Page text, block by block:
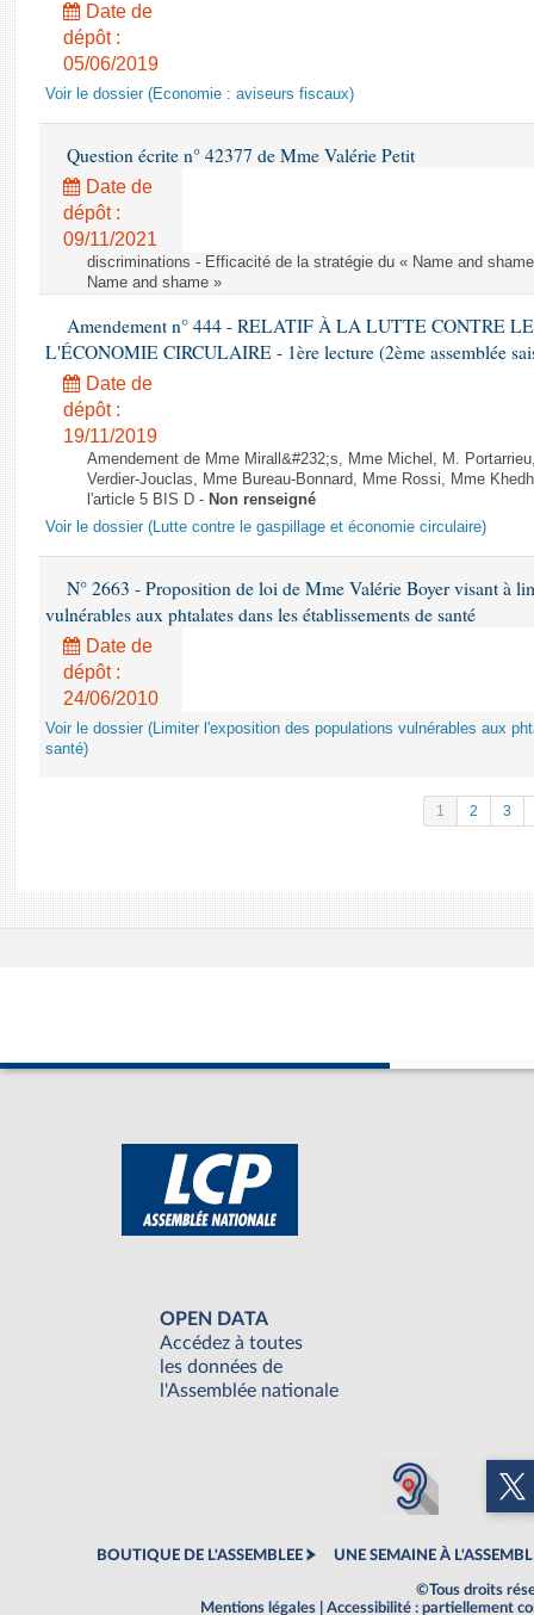
Date de
dépôt :
05/06/2019
Voir le dossier (Economie : aviseurs fiscaux)
Question écrite n° 42377 de Mme Valérie Petit
Date de
dépôt :
09/11/2021
discriminations - Efficacité de la stratégie du « Name and
Name and shame »
Amendement n° 444 - RELATIF À LA LUTTE CONTRE
L'ÉCONOMIE CIRCULAIRE - 1ère lecture (2ème assemblée
Date de
dépôt :
19/11/2019
Amendement de Mme Mirall&#232;s, Mme Michel, M.
Verdier-Jouclas, Mme Bureau-Bonnard, Mme Rossi, Mme
l'article 5 BIS D - Non renseigné
Voir le dossier (Lutte contre le gaspillage et économie circulaire)
N° 2663 - Proposition de loi de Mme Valérie Boyer visant à
vulnérables aux phtalates dans les établissements de santé
Date de
dépôt :
24/06/2010
Voir le dossier (Limiter l'exposition des populations vulnérables aux
santé)
1 2 3
OPEN DATA
Accédez à toutes
les données de
l'Assemblée nationale
BOUTIQUE DE L'ASSEMBLEE UNE SEMAINE À
©Tous droits
Mentions légales
Accessibilité : partiellement